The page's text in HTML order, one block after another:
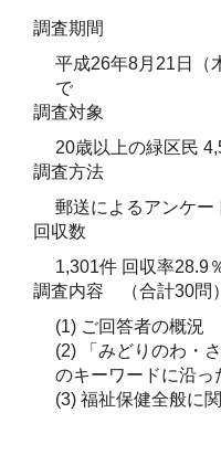
調査期間
平成26年8月21日（
で
調査対象
20歳以上の緑区民
調査方法
郵送によるアンケー
回収数
1,301件 回収率28.9
調査内容 （合計30問）
(1) ご回答者の概況
(2) 「みどりのわ・
のキーワードに沿っ
(3) 福祉保健全般に